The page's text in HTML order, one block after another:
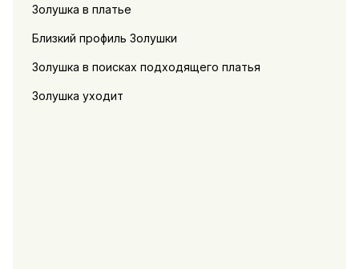
Золушка в платье
Близкий профиль Золушки
Золушка в поисках подходящего платья
Золушка уходит